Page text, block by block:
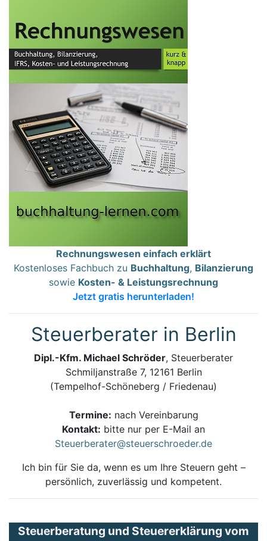
Rechnungswesen einfach erklärt
Kostenloses Fachbuch zu Buchhaltung, Bilanzierung
sowie Kosten- & Leistungsrechnung
Jetzt gratis herunterladen!
Steuerberater in Berlin
Dipl.-Kfm. Michael Schröder, Steuerberater
Schmiljanstraße 7, 12161 Berlin
(Tempelhof-Schöneberg / Friedenau)
Termine: nach Vereinbarung
Kontakt: bitte nur per E-Mail an
Steuerberater@steuerschroeder.de
Ich bin für Sie da, wenn es um Ihre Steuern geht –
persönlich, zuverlässig und kompetent.
Steuerberatung und Steuererklärung vom